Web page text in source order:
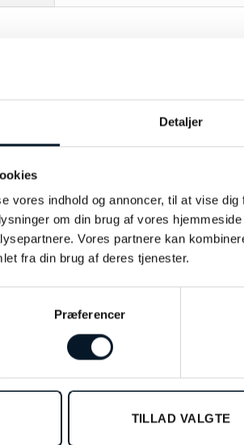
Detaljer
vores indhold og annoncer, til at vise
om din brug af vores
Vores partnere kan
fra din brug af deres tjenester.
Præferencer
TILLAD VALGTE